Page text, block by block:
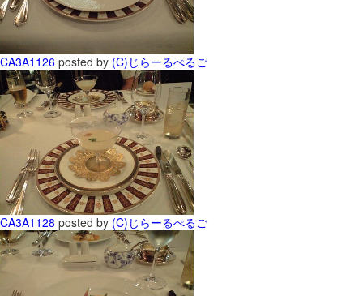
CA3A1126 posted by (C)じらーるぺるご
CA3A1128 posted by (C)じらーるぺるご